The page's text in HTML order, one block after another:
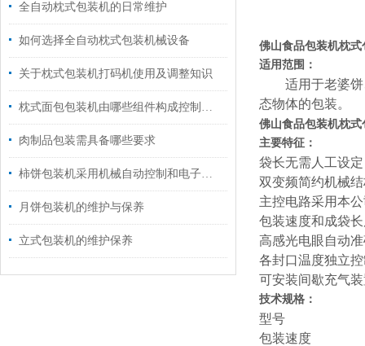
全自动枕式包装机的日常维护
如何选择全自动枕式包装机械设备
关于枕式包装机打码机使用及调整知识
枕式面包包装机由哪些组件构成控制与驱动核心
肉制品包装需具备哪些要求
柿饼包装机采用机械自动控制和电子技术相结合的原理
月饼包装机的维护与保养
立式包装机的维护保养
佛山食品包装机枕
适用范围：
适用于老婆
态物体的包装。
佛山食品包装机枕
主要特征：
袋长无需人工设
双变频简约机械
主控电路采用本
包装速度和成袋
高感光电眼自动
各封口温度独立
可安装间歇充气
技术规格：
型号
包装速度